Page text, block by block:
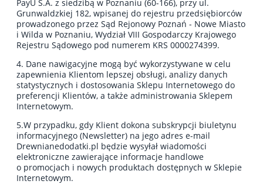
PayU S.A. z siedzibą w Poznaniu (60-166), przy ul.
Grunwaldzkiej 182, wpisanej do rejestru przedsiębiorców
prowadzonego przez Sąd Rejonowy Poznań - Nowe Miasto
i Wilda w Poznaniu, Wydział VIII Gospodarczy Krajowego
Rejestru Sądowego pod numerem KRS 0000274399.
4. Dane nawigacyjne mogą być wykorzystywane w celu
zapewnienia Klientom lepszej obsługi, analizy danych
statystycznych i dostosowania Sklepu Internetowego do
preferencji Klientów, a także administrowania Sklepem
Internetowym.
5.W przypadku, gdy Klient dokona subskrypcji biuletynu
informacyjnego (Newsletter) na jego adres e-mail
Drewnianedodatki.pl będzie wysyłał wiadomości
elektroniczne zawierające informacje handlowe
o promocjach i nowych produktach dostępnych w Sklepie
Internetowym.